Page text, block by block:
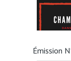
Émission